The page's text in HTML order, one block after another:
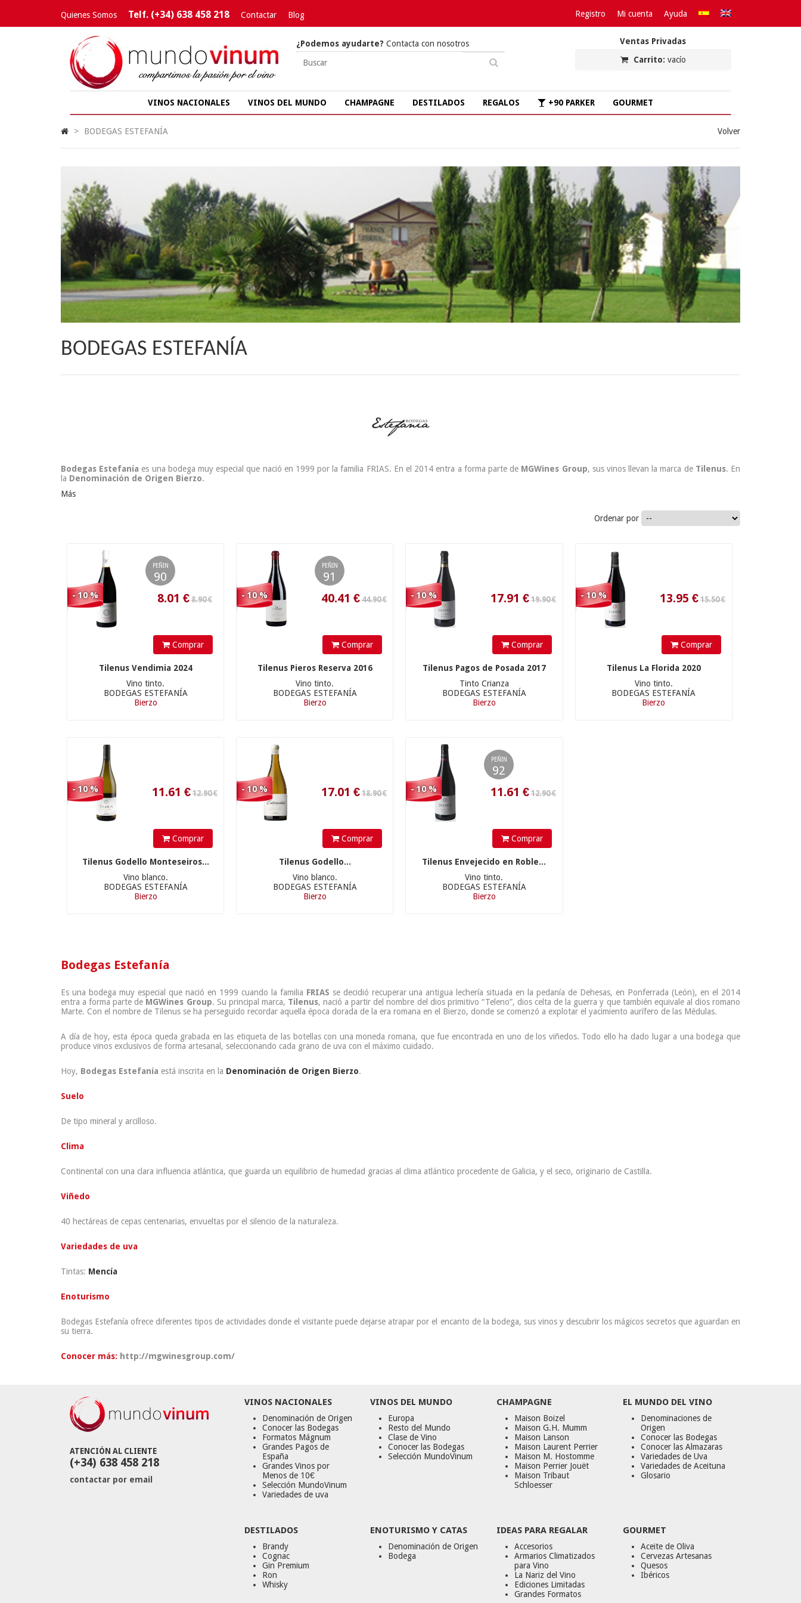
Quienes Somos Telf. (+34) 638 458 218 Contactar Blog Registro Mi cuenta Ayuda
Ventas Privadas
Carrito: vacío
¿Podemos ayudarte? Contacta con nosotros
VINOS NACIONALES VINOS DEL MUNDO CHAMPAGNE DESTILADOS REGALOS +90 PARKER GOURMET
> BODEGAS ESTEFANÍA Volver
BODEGAS ESTEFANÍA
Bodegas Estefanía es una bodega muy especial que nació en 1999 por la familia FRIAS. En el 2014 entra a forma parte de MGWines Group, sus vinos llevan la marca de Tilenus. En
la Denominación de Origen Bierzo.
Más
Ordenar por
- 10 %
PEÑIN
90
Comprar
Tilenus Vendimia 2024
Vino tinto.
BODEGAS ESTEFANÍA
Bierzo
- 10 %
PEÑIN
91
Comprar
Tilenus Pieros Reserva 2016
Vino tinto.
BODEGAS ESTEFANÍA
Bierzo
- 10 %
Comprar
Tilenus Pagos de Posada 2017
Tinto Crianza
BODEGAS ESTEFANÍA
Bierzo
- 10 %
Comprar
Tilenus La Florida 2020
Vino tinto.
BODEGAS ESTEFANÍA
Bierzo
- 10 %
12.90 €
Comprar
Tilenus Godello Monteseiros...
Vino blanco.
BODEGAS ESTEFANÍA
Bierzo
- 10 %
Comprar
Tilenus Godello...
Vino blanco.
BODEGAS ESTEFANÍA
Bierzo
- 10 %
PEÑIN
92
Comprar
Tilenus Envejecido en Roble...
Vino tinto.
BODEGAS ESTEFANÍA
Bierzo
Bodegas Estefanía
Es una bodega muy especial que nació en 1999 cuando la familia FRIAS se decidió recuperar una antigua lechería situada en la pedanía de Dehesas, en Ponferrada (León), en el 2014
entra a forma parte de MGWines Group. Su principal marca, Tilenus, nació a partir del nombre del dios primitivo “Teleno”, dios celta de la guerra y que también equivale al dios romano
Marte. Con el nombre de Tilenus se ha perseguido recordar aquella época dorada de la era romana en el Bierzo, donde se comenzó a explotar el yacimiento aurífero de las Médulas.
A día de hoy, esta época queda grabada en las etiqueta de las botellas con una moneda romana, que fue encontrada en uno de los viñedos. Todo ello ha dado lugar a una bodega que
produce vinos exclusivos de forma artesanal, seleccionando cada grano de uva con el máximo cuidado.
Hoy, Bodegas Estefanía está inscrita en la Denominación de Origen Bierzo.
Suelo
De tipo mineral y arcilloso.
Clima
Continental con una clara influencia atlántica, que guarda un equilibrio de humedad gracias al clima atlántico procedente de Galicia, y el seco, originario de Castilla.
Viñedo
40 hectáreas de cepas centenarias, envueltas por el silencio de la naturaleza.
Variedades de uva
Tintas: Mencía
Enoturismo
Bodegas Estefanía ofrece diferentes tipos de actividades donde el visitante puede dejarse atrapar por el encanto de la bodega, sus vinos y descubrir los mágicos secretos que aguardan en
su tierra.
Conocer más: http://mgwinesgroup.com/
ATENCIÓN AL CLIENTE
(+34) 638 458 218
contactar por email
VINOS NACIONALES
Denominación de Origen
Conocer las Bodegas
Formatos Mágnum
Grandes Pagos de
España
Grandes Vinos por
Menos de 10€
Selección MundoVinum
Variedades de uva
VINOS DEL MUNDO
Europa
Resto del Mundo
Clase de Vino
Conocer las Bodegas
Selección MundoVinum
CHAMPAGNE
Maison Boizel
Maison G.H. Mumm
Maison Lanson
Maison Laurent Perrier
Maison M. Hostomme
Maison Perrier Jouët
Maison Tribaut
Schloesser
EL MUNDO DEL VINO
Denominaciones de
Origen
Conocer las Bodegas
Conocer las Almazaras
Variedades de Uva
Variedades de Aceituna
Glosario
DESTILADOS
Brandy
Cognac
Gin Premium
Ron
Whisky
ENOTURISMO Y CATAS
Denominación de Origen
Bodega
IDEAS PARA REGALAR
Accesorios
Armarios Climatizados
para Vino
La Nariz del Vino
Ediciones Limitadas
Grandes Formatos
GOURMET
Aceite de Oliva
Cervezas Artesanas
Quesos
Ibéricos